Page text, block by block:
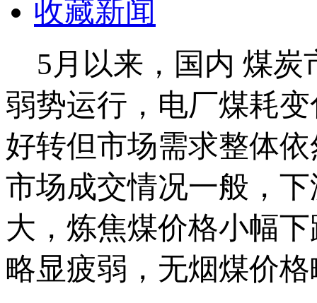
收藏新闻
5月以来，国内 煤炭
弱势运行，电厂煤耗
好转但市场需求整体
市场成交情况一般，
大，炼焦煤价格小幅
略显疲弱，无烟煤价